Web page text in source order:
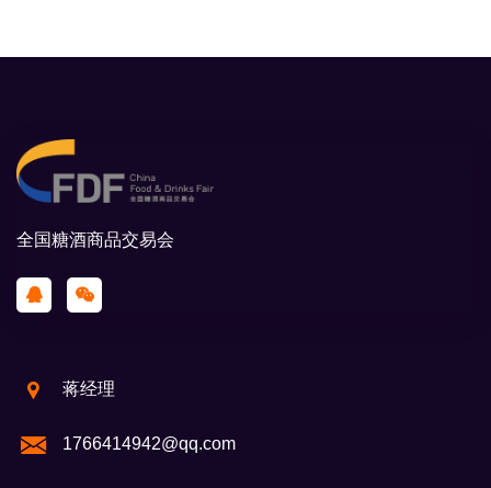
全国糖酒商品交易会
蒋经理
1766414942@qq.com